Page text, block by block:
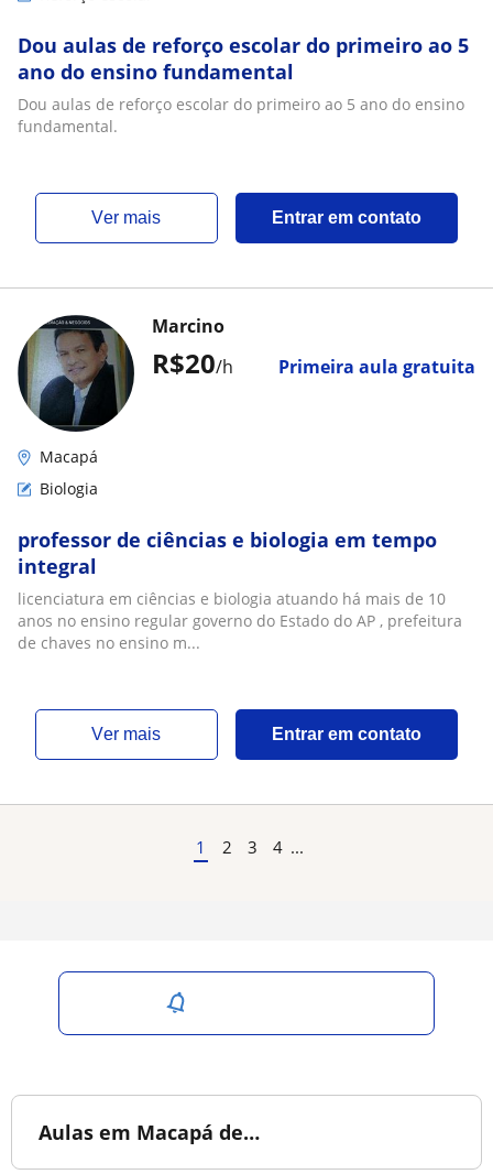
Dou aulas de reforço escolar do primeiro ao 5
ano do ensino fundamental
Dou aulas de reforço escolar do primeiro ao 5 ano do ensino
fundamental.
ver mais Entrar em contato
R$20/h Primeira aula gratuita
Marcino
Macapá
Biologia
professor de ciências e biologia em tempo
integral
licenciatura em ciências e biologia atuando há mais de 10
anos no ensino regular governo do Estado do AP , prefeitura
de chaves no ensino m...
ver mais Entrar em contato
1 2 3 4 ...
Aulas em Macapá de…